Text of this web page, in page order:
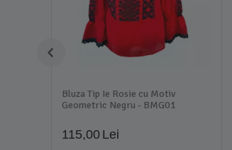
Bluza Tip Ie Rosie cu Motiv
Geometric Negru - BMG01
115,00 Lei